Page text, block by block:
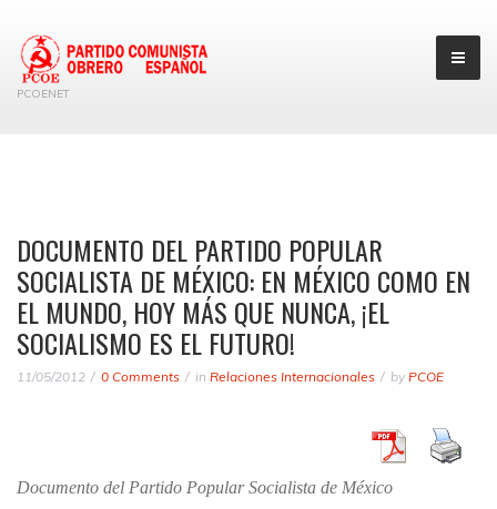
PCOENET
DOCUMENTO DEL PARTIDO POPULAR
SOCIALISTA DE MÉXICO: EN MÉXICO COMO EN
EL MUNDO, HOY MÁS QUE NUNCA, ¡EL
SOCIALISMO ES EL FUTURO!
11/05/2012 0 Comments in Relaciones Internacionales by PCOE
Documento del Partido Popular Socialista de México